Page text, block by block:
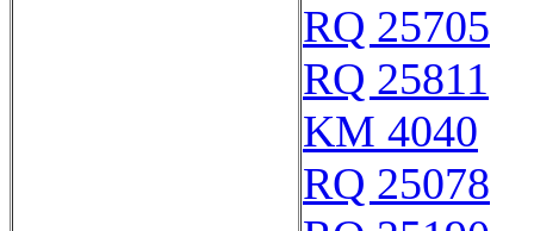
RQ 25705
RQ 25811
KM 4040
RQ 25078